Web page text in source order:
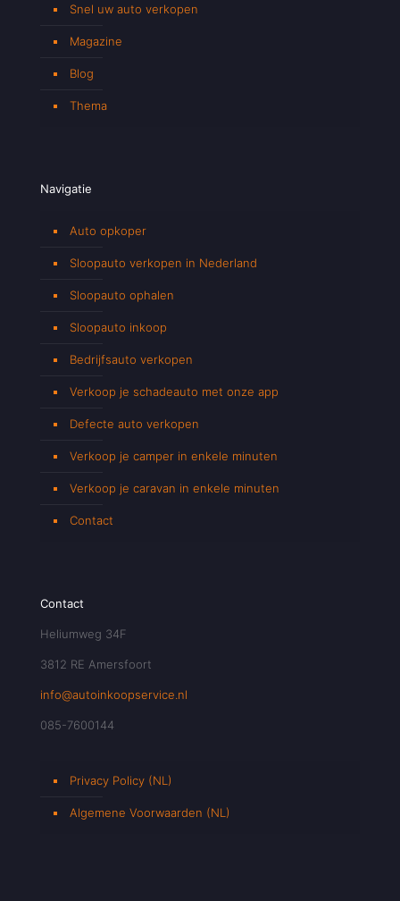
Snel uw auto verkopen
Magazine
Blog
Thema
Navigatie
Auto opkoper
Sloopauto verkopen in Nederland
Sloopauto ophalen
Sloopauto inkoop
Bedrijfsauto verkopen
Verkoop je schadeauto met onze app
Defecte auto verkopen
Verkoop je camper in enkele minuten
Verkoop je caravan in enkele minuten
Contact
Contact
Heliumweg 34F
3812 RE Amersfoort
info@autoinkoopservice.nl
085-7600144
Privacy Policy (NL)
Algemene Voorwaarden (NL)